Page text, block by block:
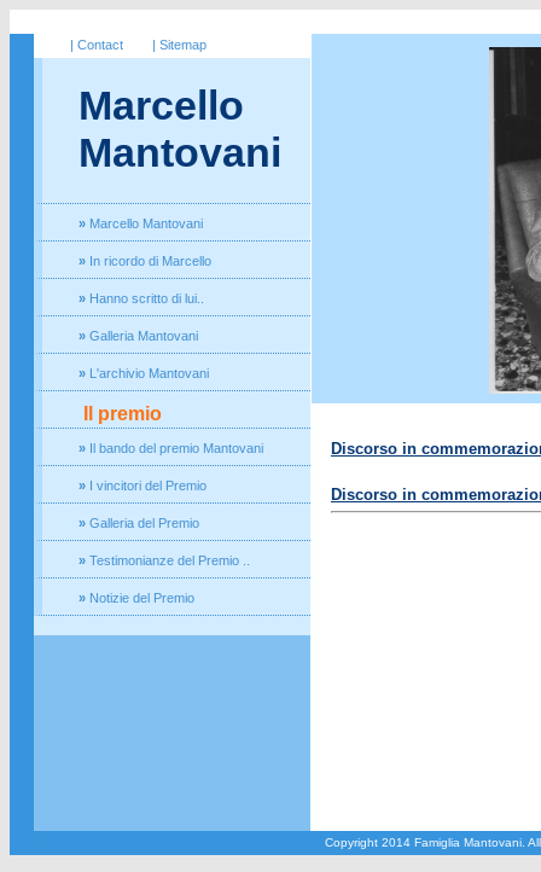
| Contact | Sitemap
Marcello
Mantovani
» Marcello Mantovani
» In ricordo di Marcello
» Hanno scritto di lui.
» Galleria Mantovani
» L'archivio Mantovani
Il premio
» Il bando del premio Mantovani
» I vincitori del Premio
» Galleria del Premio
» Testimonianze del Premio ..
» Notizie del Premio
Discorso in
Discorso in
Copyright 2014 Famiglia Mantovani.